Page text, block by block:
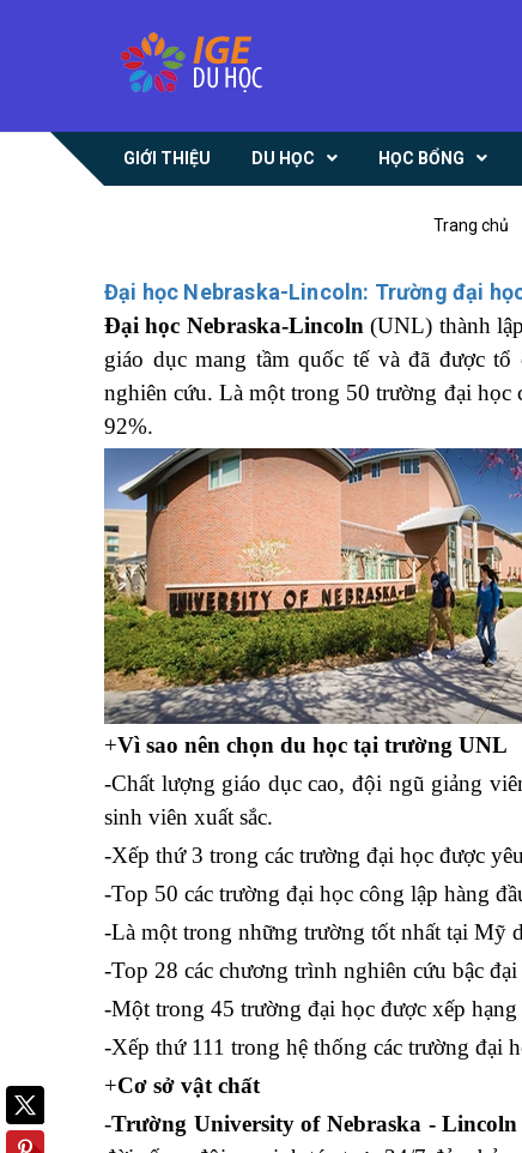
GIỚI THIỆU DU HỌC HỌC BỔNG
Trang chủ
Đại học Nebraska-Lincoln: Trường đại
Đại học Nebraska-Lincoln (UNL) thành
giáo dục mang tầm quốc tế và đã được tổ
nghiên cứu. Là một trong 50 trường đại
92%.
+Vì sao nên chọn du học tại trường UNL
-Chất lượng giáo dục cao, đội ngũ giảng
sinh viên xuất sắc.
-Xếp thứ 3 trong các trường đại học được
-Top 50 các trường đại học công lập hàng
-Là một trong những trường tốt nhất tại Mỹ
-Top 28 các chương trình nghiên cứu bậc đại
-Một trong 45 trường đại học được xếp hạng
-Xếp thứ 111 trong hệ thống các trường đại
+Cơ sở vật chất
-Trường University of Nebraska - Lincoln